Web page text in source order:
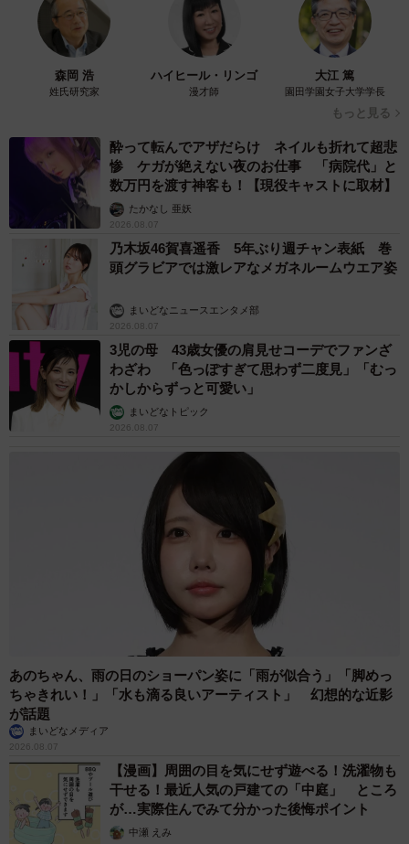
森岡 浩
姓氏研究家
ハイヒール・リンゴ
漫才師
大江 篤
園田学園女子大学学長
もっと見る
酔って転んでアザだらけ ネイルも折れて超悲
惨 ケガが絶えない夜のお仕事 「病院代」と
数万円を渡す神客も！【現役キャストに取材】
たかなし 亜妖
2026.08.07
乃木坂46賀喜遥香 5年ぶり週チャン表紙 巻
頭グラビアでは激レアなメガネルームウエア姿
まいどなニュースエンタメ部
2026.08.07
3児の母 43歳女優の肩見せコーデでファンざ
わざわ 「色っぽすぎて思わず二度見」「むっ
かしからずっと可愛い」
まいどなトピック
2026.08.07
あのちゃん、雨の日のショーパン姿に「雨が似合う」「脚めっ
ちゃきれい！」「水も滴る良いアーティスト」 幻想的な近影
が話題
まいどなメディア
2026.08.07
【漫画】周囲の目を気にせず遊べる！洗濯物も
干せる！最近人気の戸建ての「中庭」 ところ
が…実際住んでみて分かった後悔ポイント
中瀬 えみ